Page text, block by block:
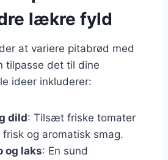
lækre fyld
at variere pitabrød med
tilpasse det til dine
ideer inkluderer:
dild: Tilsæt friske tomater
og aromatisk smag.
og laks: En sund